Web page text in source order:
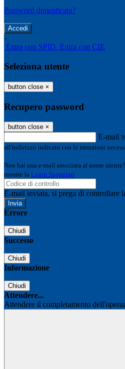
Password dimenticata?
-
Entra con SPID Entra con CIE
Seleziona utente
button close ×
Recupero password
button close ×
E-mail
all'indirizzo indicato con le istruzioni
Non hai una e-mail associata al nome
tramite la Login Spaggiari
E-mail inviata, si prega di controllare
Errore
Chiudi
Successo
Chiudi
Informazione
Chiudi
Attendere...
Attendere il completamento